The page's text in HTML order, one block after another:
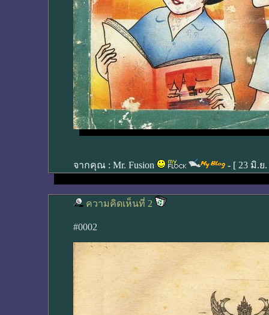
จากคุณ : Mr. Fusion - [ 23 มิ.ย
ความคิดเห็นที่ 2
#0002